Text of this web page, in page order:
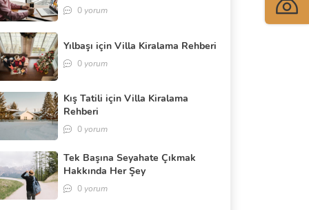
0 yorum
Yılbaşı için Villa Kiralama Rehberi
0 yorum
Kış Tatili için Villa Kiralama
Rehberi
0 yorum
Tek Başına Seyahate Çıkmak
Hakkında Her Şey
0 yorum